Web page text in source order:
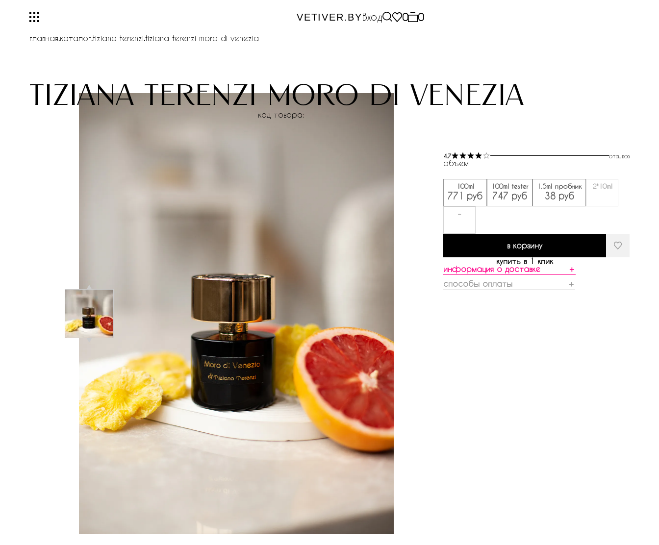
VETIVER.BYВход 0 0
главная.каталог.tiziana terenzi.tiziana terenzi moro di venezia
tiziana terenzi moro di venezia
код товара:
4.7 отзывов
объем
100ml
771 руб
100ml tester
747 руб
1.5ml пробник
38 руб
2*10ml
-
в корзину
купить в 1 клик
информация о доставке
＋
способы оплаты
＋